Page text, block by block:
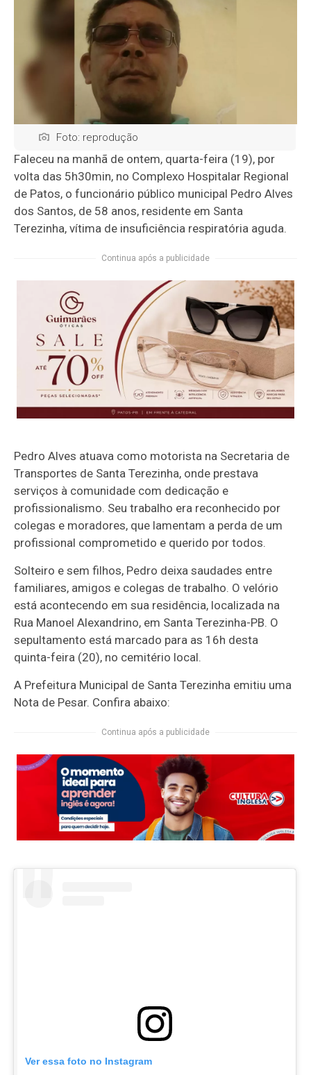
Foto: reprodução
Faleceu na manhã de ontem, quarta-feira (19), por
volta das 5h30min, no Complexo Hospitalar Regional
de Patos, o funcionário público municipal Pedro Alves
dos Santos, de 58 anos, residente em Santa
Terezinha, vítima de insuficiência respiratória aguda.
Continua após a publicidade
Pedro Alves atuava como motorista na Secretaria de
Transportes de Santa Terezinha, onde prestava
serviços à comunidade com dedicação e
profissionalismo. Seu trabalho era reconhecido por
colegas e moradores, que lamentam a perda de um
profissional comprometido e querido por todos.
Solteiro e sem filhos, Pedro deixa saudades entre
familiares, amigos e colegas de trabalho. O velório
está acontecendo em sua residência, localizada na
Rua Manoel Alexandrino, em Santa Terezinha-PB. O
sepultamento está marcado para as 16h desta
quinta-feira (20), no cemitério local.
A Prefeitura Municipal de Santa Terezinha emitiu uma
Nota de Pesar. Confira abaixo:
Continua após a publicidade
Ver essa foto no Instagram